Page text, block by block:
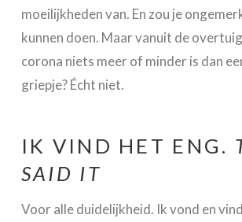
moeilijkheden van. En zou je
kunnen doen. Maar vanuit de
corona niets meer of minder is dan
griepje? Écht niet.
IK VIND HET ENG.
SAID IT
Voor alle duidelijkheid. Ik vond en